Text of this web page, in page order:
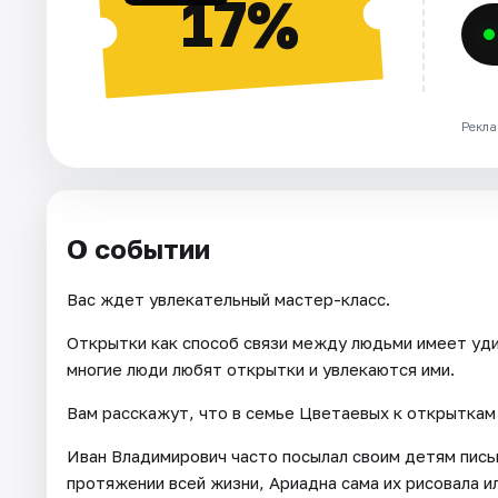
17%
О событии
Вас ждет увлекательный мастер-класс.
Открытки как способ связи между людьми имеет
многие люди любят открытки и увлекаются ими.
Вам расскажут, что в семье Цветаевых к
Иван Владимирович часто посылал своим детям
протяжении всей жизни, Ариадна сама их рисовала